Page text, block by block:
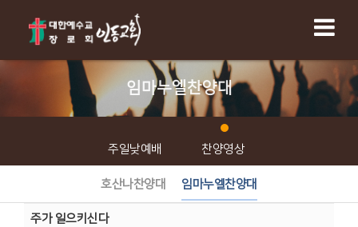
임마누엘찬양대
주일낮예배 찬양영상
호산나찬양대 임마누엘찬양대
주가 일으키신다